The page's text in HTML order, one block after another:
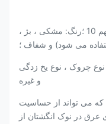
مقاومت: قدرت ششم 10 - قدرت نهم 10 ؛رنگ: مشکی ، بژ ،
می شود) و شفاف ؛
چروک ، نوع یخ زدگی
و غیره
/ کیسه ، که می تواند از حساسیت
عرق در نوک انگشتان از